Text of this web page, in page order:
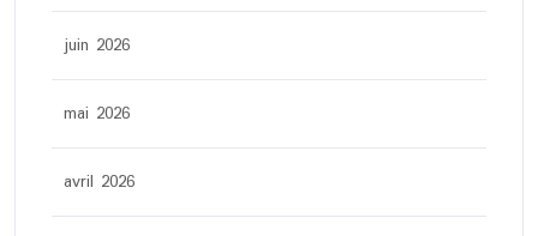
juin 2026
mai 2026
avril 2026